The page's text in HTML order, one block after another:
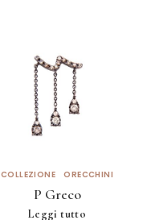
COLLEZIONE ORECCHINI
P Greco
Leggi tutto